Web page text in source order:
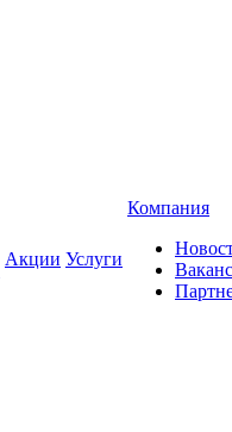
Акции Услуги
Компания